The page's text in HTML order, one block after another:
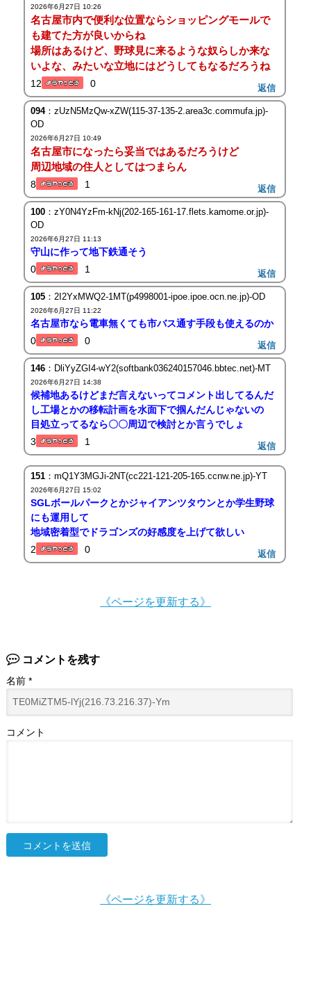
2026年6月27日 10:26
名古屋市内で便利な位置ならショッピングモールで
も建てた方が良いからね
場所はあるけど、野球見に来るような奴らしか来な
いよな、みたいな立地にはどうしてもなるだろうね
12 0 返信
094：zUzN5MzQw-xZW(115-37-135-2.area3c.commufa.jp)-
OD
2026年6月27日 10:49
名古屋市になったら妥当ではあるだろうけど
周辺地域の住人としてはつまらん
8 1 返信
100：zY0N4YzFm-kNj(202-165-161-17.flets.kamome.or.jp)-
OD
2026年6月27日 11:13
守山に作って地下鉄通そう
0
1 返信
105：2I2YxMWQ2-1MT(p4998001-ipoe.ipoe.ocn.ne.jp)-OD
2026年6月27日 11:22
名古屋市なら電車無くても市バス通す手段も使えるのか
0
0 返信
146：DliYyZGI4-wY2(softbank036240157046.bbtec.net)-MT
2026年6月27日 14:38
候補地あるけどまだ言えないってコメント出してるんだ
し工場とかの移転計画を水面下で掴んだんじゃないの
目処立ってるなら〇〇周辺で検討とか言うでしょ
3
1 返信
151：mQ1Y3MGJi-2NT(cc221-121-205-165.ccnw.ne.jp)-YT
2026年6月27日 15:02
SGLボールパークとかジャイアンツタウンとか学生野球
にも運用して
地域密着型でドラゴンズの好感度を上げて欲しい
2
0 返信
《ページを更新する》
コメントを残す
名前 *
コメント
《ページを更新する》